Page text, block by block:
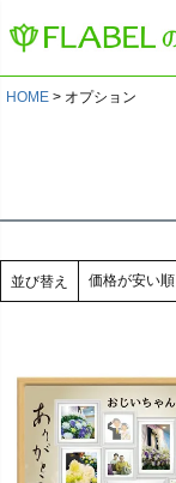
HOME オプション
並び替え 価格が安い順